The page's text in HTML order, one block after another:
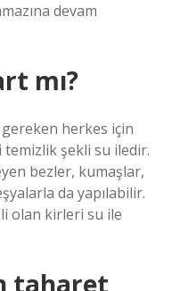
devam
mı?
herkes için
şekli su iledir.
bezler, kumaşlar,
da yapılabilir.
olan kirleri su ile
taharet